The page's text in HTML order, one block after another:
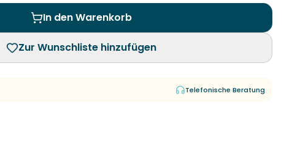
In den Warenkorb
Zur Wunschliste hinzufügen
Telefonische Beratung